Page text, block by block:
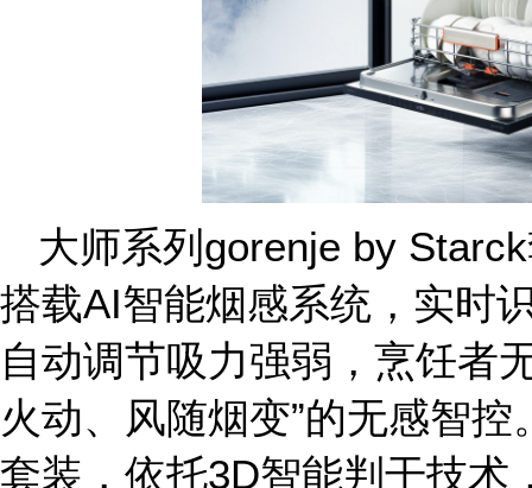
大师系列gorenje by
搭载AI智能烟感系统，实时
自动调节吸力强弱，烹饪者
火动、风随烟变”的无感智
套装，依托3D智能判干技术